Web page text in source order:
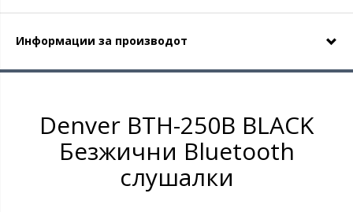
Информации за производот
Denver BTH-250B BLACK
Безжични Bluetooth
слушалки